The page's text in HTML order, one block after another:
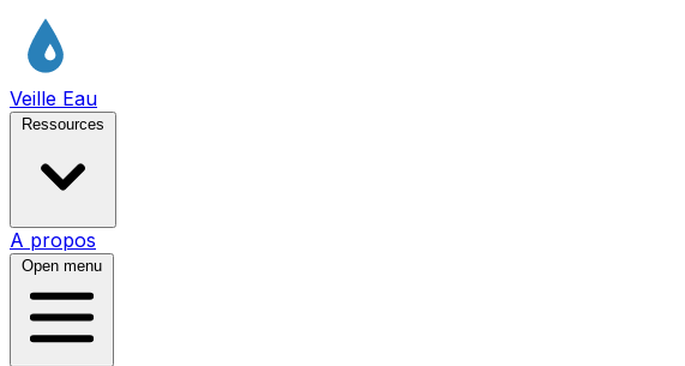
Veille Eau
Ressources
A propos
Open menu